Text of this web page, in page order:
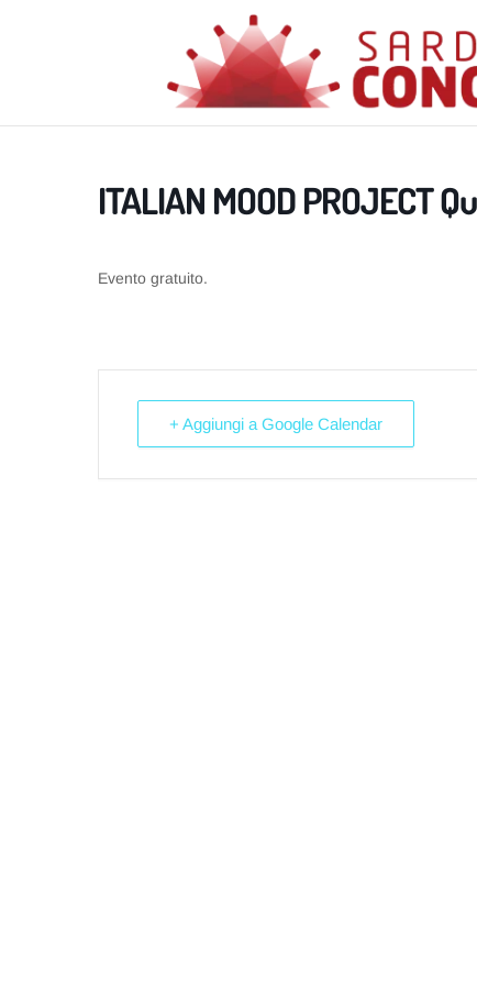
ITALIAN MOOD PROJECT
Evento gratuito.
+ Aggiungi a Google Calendar